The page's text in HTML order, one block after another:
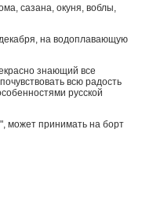
сазана, окуня, воблы,
на водоплавающую
знающий все
всю радость
русской
может принимать на борт